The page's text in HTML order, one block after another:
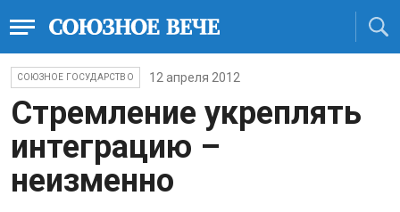
СОЮЗНОЕ ГОСУДАРСТВО 12 апреля 2012
Стремление укреплять
интеграцию –
неизменно